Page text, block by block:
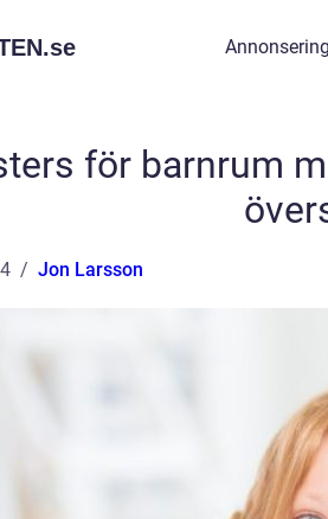
se Annonsering
för barnrum
Jon Larsson